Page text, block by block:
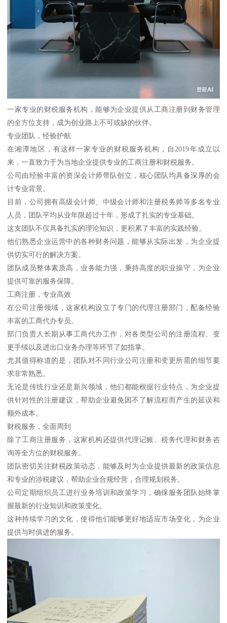
一家专业的财税服务机构，能够为企业提供从工商注册到财务管理
的全方位支持，成为创业路上不可或缺的伙伴。
专业团队，经验护航
在湘潭地区，有这样一家专业的财税服务机构，自2019年成立以
来，一直致力于为当地企业提供专业的工商注册和财税服务。
公司由经验丰富的资深会计师带队创立，核心团队均具备深厚的会
计专业背景。
目前，公司拥有高级会计师、中级会计师和注册税务师等多名专业
人员，团队平均从业年限超过十年，形成了扎实的专业基础。
这支团队不仅具备扎实的理论知识，更积累了丰富的实践经验。
他们熟悉企业运营中的各种财务问题，能够从实际出发，为企业提
供切实可行的解决方案。
团队成员整体素质高，业务能力强，秉持高度的职业操守，为企业
提供可靠的服务保障。
工商注册，专业高效
在公司注册领域，这家机构设立了专门的代理注册部门，配备经验
丰富的工商代办专员。
部门负责人长期从事工商代办工作，对各类型公司的注册流程、变
更手续以及进出口业务办理等环节了如指掌。
尤其值得称道的是，团队对不同行业公司注册和变更所需的细节要
求非常熟悉。
无论是传统行业还是新兴领域，他们都能根据行业特点，为企业提
供针对性的注册建议，帮助企业避免因不了解流程而产生的延误和
额外成本。
财税服务，全面周到
除了工商注册服务，这家机构还提供代理记账、税务代理和财务咨
询等全方位的财税服务。
团队密切关注财税政策动态，能够及时为企业提供最新的政策信息
和专业的涉税建议，帮助企业合规经营，合理规划税务。
公司定期组织员工进行业务培训和政策学习，确保服务团队始终掌
握最新的行业知识和政策变化。
这种持续学习的文化，使得他们能够更好地适应市场变化，为企业
提供与时俱进的服务。